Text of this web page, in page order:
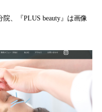
、『PLUS beauty』は画像